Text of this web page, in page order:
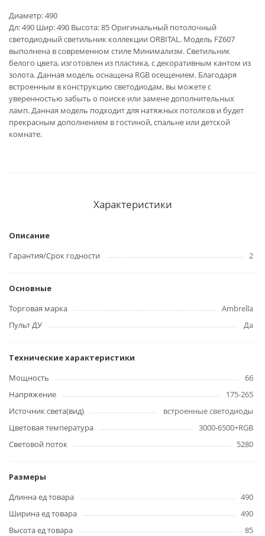
Диаметр: 490
Дл: 490 Шир: 490 Высота: 85 Оригинальный потолочный
светодиодный светильник коллекции ORBITAL. Модель FZ607
выполнена в современном стиле Минимализм. Светильник
белого цвета, изготовлен из пластика, с декоративным кантом из
золота. Данная модель оснащена RGB осещением. Благодаря
встроенным в конструкцию светодиодам, вы можете с
уверенностью забыть о поиске или замене дополнительных
ламп. Данная модель подходит для натяжных потолков и будет
прекрасным дополнением в гостиной, спальне или детской
комнате.
Характеристики
Описание
Гарантия/Срок годности
2
Основные
Торговая марка
Ambrella
Пульт ДУ
Да
Технические характеристики
Мощность
66
Напряжение
175-265
Источник света(вид)
встроенные светодиоды
Цветовая температура
3000-6500+RGB
Световой поток
5280
Размеры
Длинна ед товара
490
Ширина ед товара
490
Высота ед товара
85